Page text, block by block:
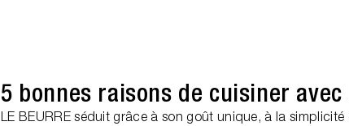
5 bonnes raisons de cuisiner avec
LE BEURRE séduit grâce à son goût unique, à la